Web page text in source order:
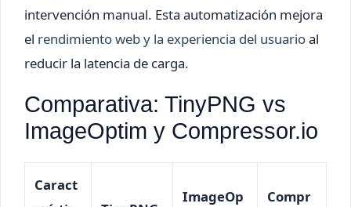
intervención manual. Esta automatización mejora
el rendimiento web y la experiencia del usuarioal
reducir la latencia de carga.
Comparativa: TinyPNG vs
ImageOptim y Compressor.io
Caract
ImageOp
Compr